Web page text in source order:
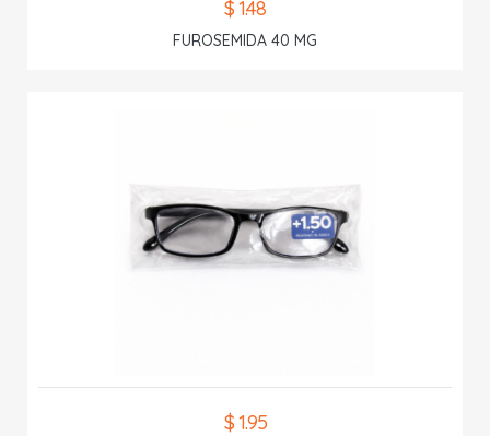
$ 1.48
FUROSEMIDA 40 MG
$ 1.95